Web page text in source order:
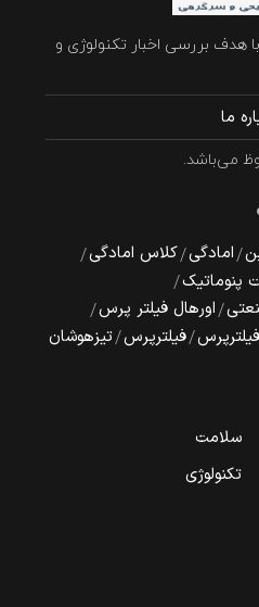
وبسایت نتگام در سال 1398 با هدف بررسی اخبار تکنولوژی و
ما
می‌باشد.
امادگی کلاس امادگی
پنوماتیک
اورهال فیلتر پرس
فیلترپرس تیزهوشان
سلامت
تکنولوژی